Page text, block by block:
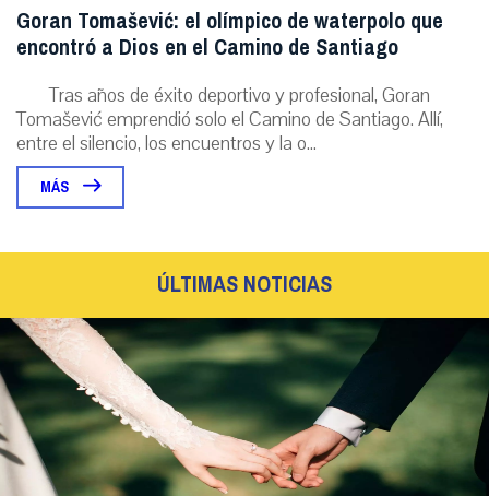
Goran Tomašević: el olímpico de waterpolo que
encontró a Dios en el Camino de Santiago
Tras años de éxito deportivo y profesional, Goran
Tomašević emprendió solo el Camino de Santiago. Allí,
entre el silencio, los encuentros y la o...
MÁS
ÚLTIMAS NOTICIAS